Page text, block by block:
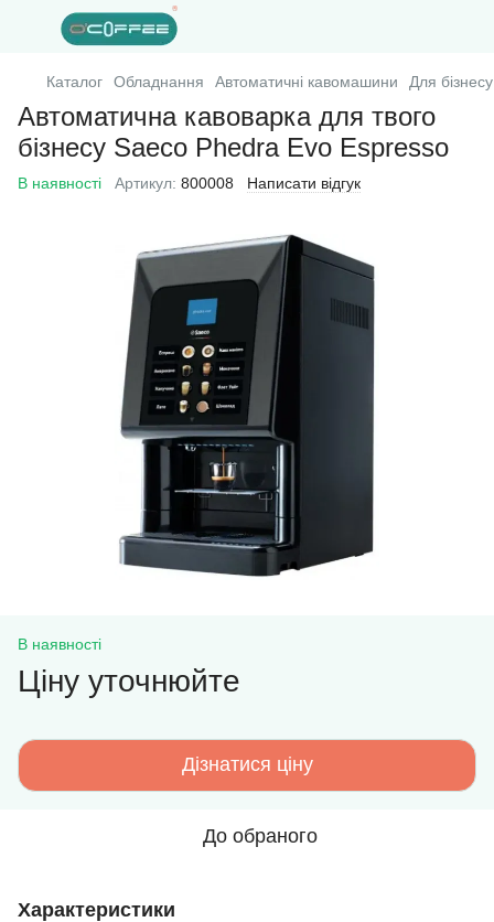
Каталог Обладнання Автоматичні кавомашини Для бізнесу
Автоматична кавоварка для твого
бізнесу Saeco Phedra Evo Espresso
В наявності Артикул: 800008 Написати відгук
В наявності
Ціну уточнюйте
Дізнатися ціну
До обраного
Характеристики